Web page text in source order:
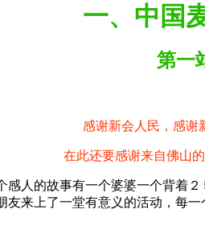
一、中国
第一
感谢新会人民，感谢
在此还要感谢来自佛山
人的故事有一个婆婆一个背着
来上了一堂有意义的活动，每